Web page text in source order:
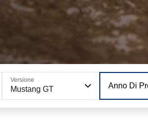
Versione
Mustang GT Anno Di